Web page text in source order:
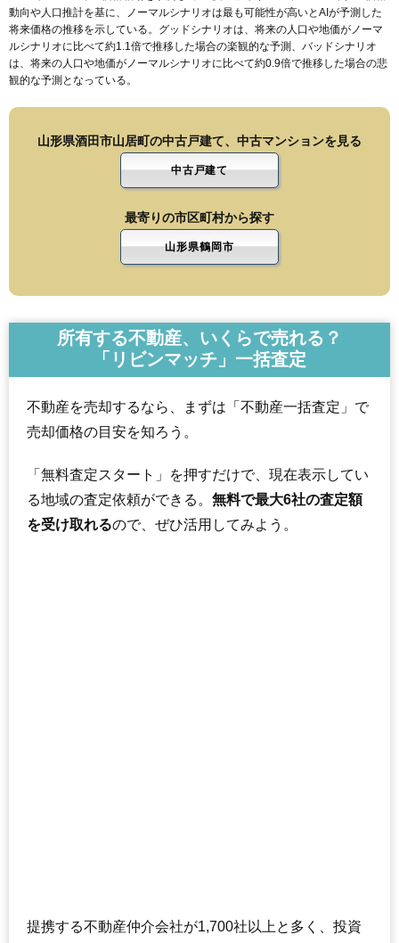
動向や人口推計を基に、ノーマルシナリオは最も可能性が高いとAIが予測した
将来価格の推移を示している。グッドシナリオは、将来の人口や地価がノーマ
ルシナリオに比べて約1.1倍で推移した場合の楽観的な予測、バッドシナリオ
は、将来の人口や地価がノーマルシナリオに比べて約0.9倍で推移した場合の悲
観的な予測となっている。
山形県酒田市山居町の中古戸建て、中古マンションを見る
中古戸建て
最寄りの市区町村から探す
山形県鶴岡市
所有する不動産、いくらで売れる？
「リビンマッチ」一括査定
不動産を売却するなら、まずは「不動産一括査定」で
売却価格の目安を知ろう。
「無料査定スタート」を押すだけで、現在表示してい
る地域の査定依頼ができる。 無料で最大6社の査定額
を受け取れるので、ぜひ活用してみよう。
提携する不動産仲介会社が1,700社以上と多く、投資